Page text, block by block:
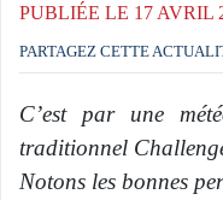
PUBLIÉE LE 17 AVRIL
PARTAGEZ CETTE
C’est par une
traditionnel
Notons les bonnes